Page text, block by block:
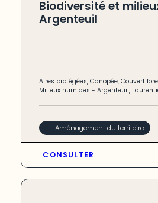
Biodiversité et
Argenteuil
Aires protégées,Canopée,Couvert
Milieux humides -Argenteuil,
Aménagement du territoire
CONSULTER